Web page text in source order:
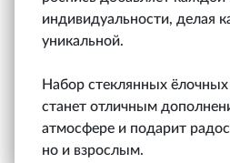
индивидуальности, делая
уникальной.
Набор стеклянных
станет отличным
атмосфере и подарит
но и взрослым.